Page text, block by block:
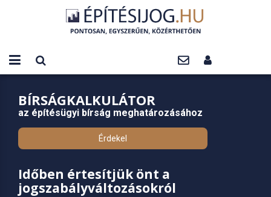
BÍRSÁGKALKULÁTOR
az építésügyi bírság meghatározásához
Érdekel
Időben értesítjük önt a
jogszabályváltozásokról